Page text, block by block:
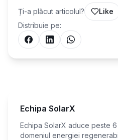
Ți-a plăcut articolul?
Like
Distribuie pe:
Echipa SolarX
Echipa SolarX aduce peste
domeniul energiei